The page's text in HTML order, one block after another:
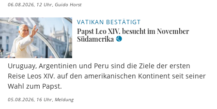
06.08.2026, 12 Uhr Guido Horst
VATIKAN BESTÄTIGT
Papst Leo XIV. besucht im November
Südamerika
Uruguay, Argentinien und Peru sind die Ziele der ersten
Reise Leos XIV. auf den amerikanischen Kontinent seit seiner
Wahl zum Papst.
05.08.2026, 16 Uhr Meldung